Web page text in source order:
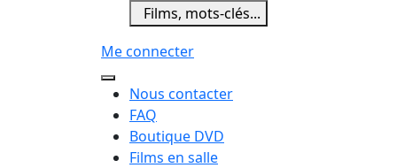
Films, mots-clés...
Me connecter
Nous contacter
FAQ
Boutique DVD
Films en salle